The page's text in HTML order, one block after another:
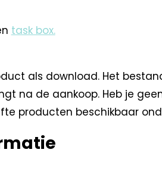
task box.
als download. Het
na de aankoop. Heb je
producten beschikbaar